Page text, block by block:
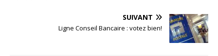
SUIVANT
Ligne Conseil Bancaire : votez bien!